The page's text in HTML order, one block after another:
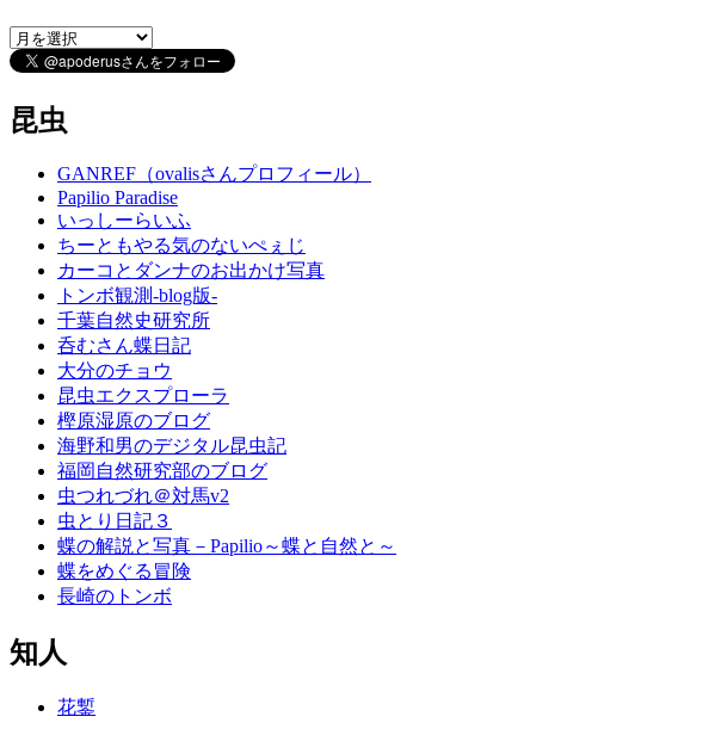
ー
ア
ー
イ
ブ
昆虫
GANREF（ovalisさんプロフィール）
Papilio Paradise
いっしーらいふ
ちーともやる気のないぺぇじ
カーコとダンナのお出かけ写真
トンボ観測-blog版-
千葉自然史研究所
呑むさん蝶日記
大分のチョウ
昆虫エクスプローラ
樫原湿原のブログ
海野和男のデジタル昆虫記
福岡自然研究部のブログ
虫つれづれ＠対馬v2
虫とり日記３
蝶の解説と写真－Papilio～蝶と自然と～
蝶をめぐる冒険
長崎のトンボ
知人
花鏨